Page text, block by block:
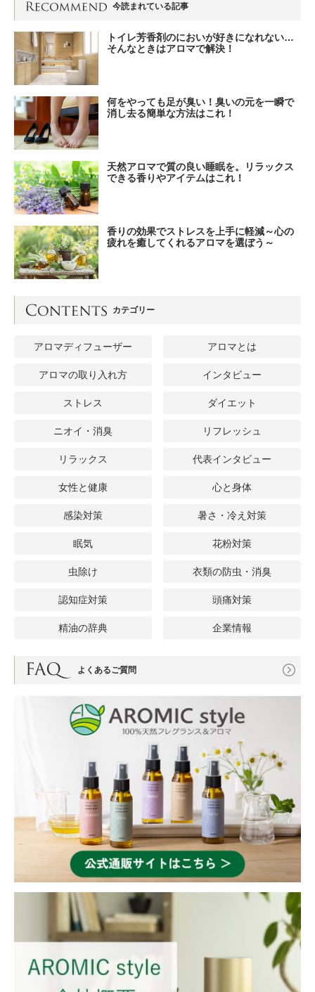
今読まれている記事
トイレ芳香剤のにおいが好きになれない…
そんなときはアロマで解決！
何をやっても足が臭い！臭いの元を一瞬で
消し去る簡単な方法はこれ！
天然アロマで質の良い睡眠を。リラックス
できる香りやアイテムはこれ！
香りの効果でストレスを上手に軽減～心の
疲れを癒してくれるアロマを選ぼう～
カテゴリー
アロマディフューザー アロマとは
アロマの取り入れ方 インタビュー
ストレス ダイエット
ニオイ・消臭 リフレッシュ
リラックス 代表インタビュー
女性と健康 心と身体
感染対策 暑さ・冷え対策
眠気 花粉対策
虫除け 衣類の防虫・消臭
認知症対策 頭痛対策
精油の辞典 企業情報
よくあるご質問